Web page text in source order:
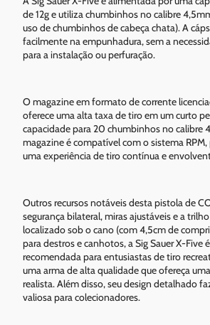
de 12g e utiliza chumbinhos no calibre
uso de chumbinhos de cabeça chata). A
facilmente na empunhadura, sem a
para a instalação ou perfuração.
O magazine em formato de corrente
oferece uma alta taxa de tiro em um curto
capacidade para 20 chumbinhos no calibre
magazine é compatível com o sistema
uma experiência de tiro contínua e
Outros recursos notáveis desta pistola de
segurança bilateral, miras ajustáveis e a
localizado sob o cano (com 4,5cm de
para destros e canhotos, a Sig Sauer X-Five
recomendada para entusiastas de tiro
uma arma de alta qualidade que ofereça
realista. Além disso, seu design detalhado
valiosa para colecionadores.